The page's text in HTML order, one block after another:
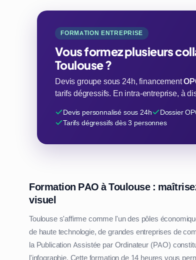
FORMATION ENTREPRISE
Vous formez plusieurs
Toulouse ?
Devis groupe sous 24h, financement
tarifs dégressifs. En intra-entreprise, à
Devis personnalisé sous 24h
Dossier
Tarifs dégressifs dès 3 personnes
Formation PAO à Toulouse :
visuel
Toulouse s'affirme comme l'un des pôles
de haute technologie, de grandes entreprises de
la Publication Assistée par Ordinateur (PAO)
l'infographie. Cette formation de 14 heures vous